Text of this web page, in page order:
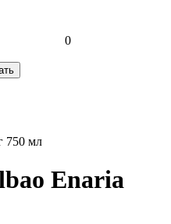
0
750 мл
Enaria